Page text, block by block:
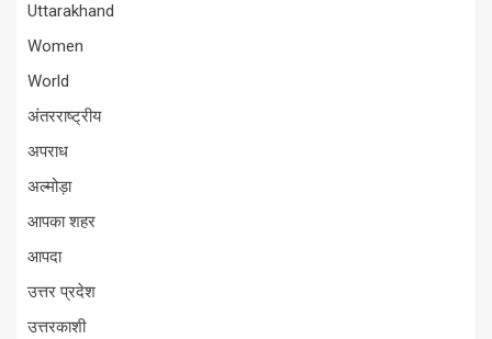
Uttarakhand
Women
World
अंतरराष्ट्रीय
अपराध
अल्मोड़ा
आपका शहर
आपदा
उत्तर प्रदेश
उत्तरकाशी